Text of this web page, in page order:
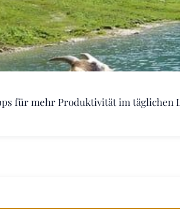
für mehr Produktivität im täglichen